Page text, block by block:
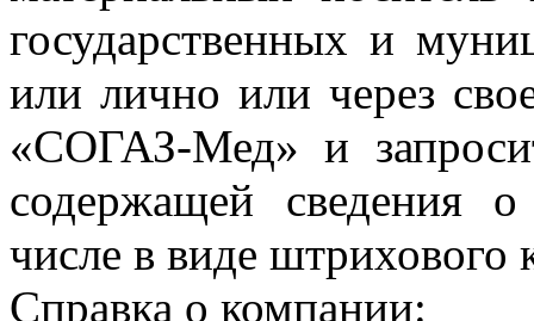
государственных и
или лично или через
«СОГАЗ-Мед» и
содержащей сведения
числе в виде штрихового
Справка о компании: